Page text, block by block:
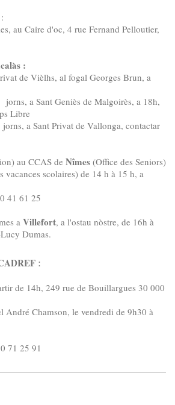
:
au Caire d'oc, 4 rue Fernand Pelloutier,
:
de Vièlhs, al fogal Georges Brun, a
a Sant Geniès de Malgoirès, a 18h,
Libre
a Sant Privat de Vallonga, contactar
au CCAS de Nîmes (Office des Seniors)
vacances scolaires) de 14 h à 15 h, a
41 61 25
a Villefort, a l'ostau nòstre, de 16h à
Dumas.
:
de 14h, 249 rue de Bouillargues 30 000
André Chamson, le vendredi de 9h30 à
71 25 91